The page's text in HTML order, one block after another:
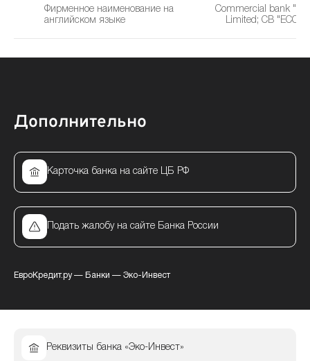
Фирменное наименование на
английском языке
Commercial bank
Limited; CB "ECO-
Дополнительно
Карточка банка на сайте ЦБ РФ
Подать жалобу на сайте Банка России
ЕвроКредит.ру— Банки — Эко-Инвест
Реквизиты банка «Эко-Инвест»